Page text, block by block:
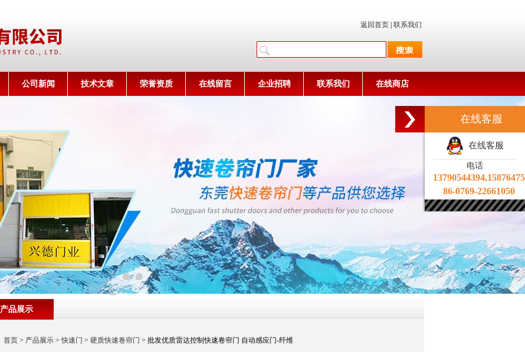
返回首页 联系我们
公司新闻 技术文章 荣誉资质 在线留言 企业招聘 联系我们 在线商店
产品展示
首页> 产品展示>快速门 > 硬质快速卷帘门 > 批发优质雷达控制快速卷帘门 自动感应门-纤维
在线客服
在线客服
电话
86-0769-22661050